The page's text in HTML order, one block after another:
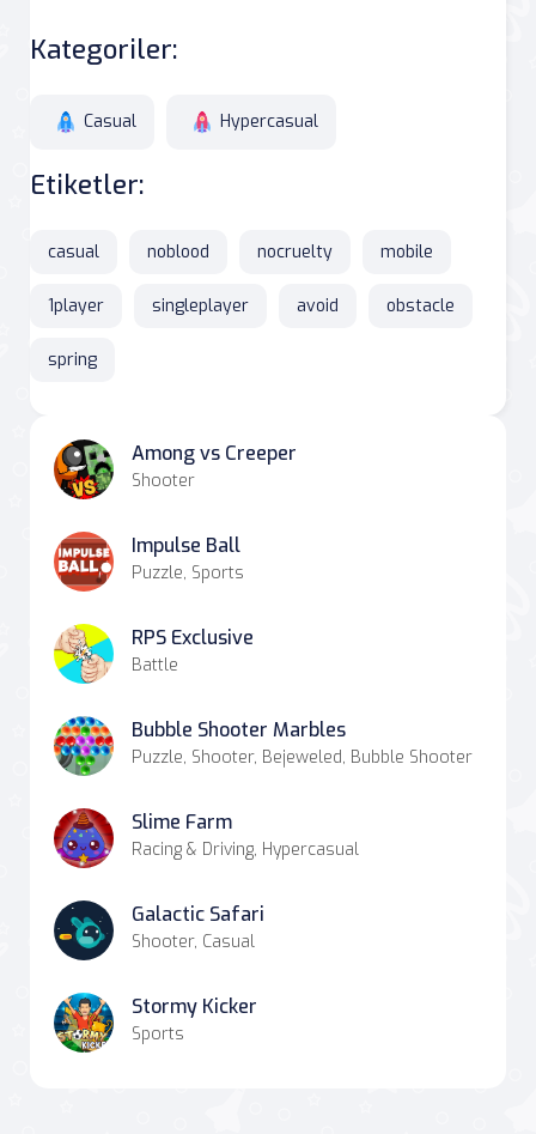
Kategoriler:
Casual Hypercasual
Etiketler:
casual noblood nocruelty mobile
1player singleplayer avoid obstacle
spring
Among vs Creeper
Shooter
Impulse Ball
Puzzle, Sports
RPS Exclusive
Battle
Bubble Shooter Marbles
Puzzle, Shooter, Bejeweled, Bubble Shooter
Slime Farm
Racing & Driving, Hypercasual
Galactic Safari
Shooter, Casual
Stormy Kicker
Sports